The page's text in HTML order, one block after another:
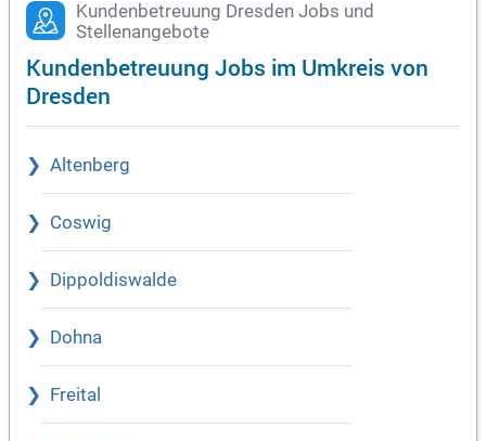
Kundenbetreuung Dresden Jobs und
Stellenangebote
Kundenbetreuung Jobs im Umkreis von
Dresden
Altenberg
Coswig
Dippoldiswalde
Dohna
Freital